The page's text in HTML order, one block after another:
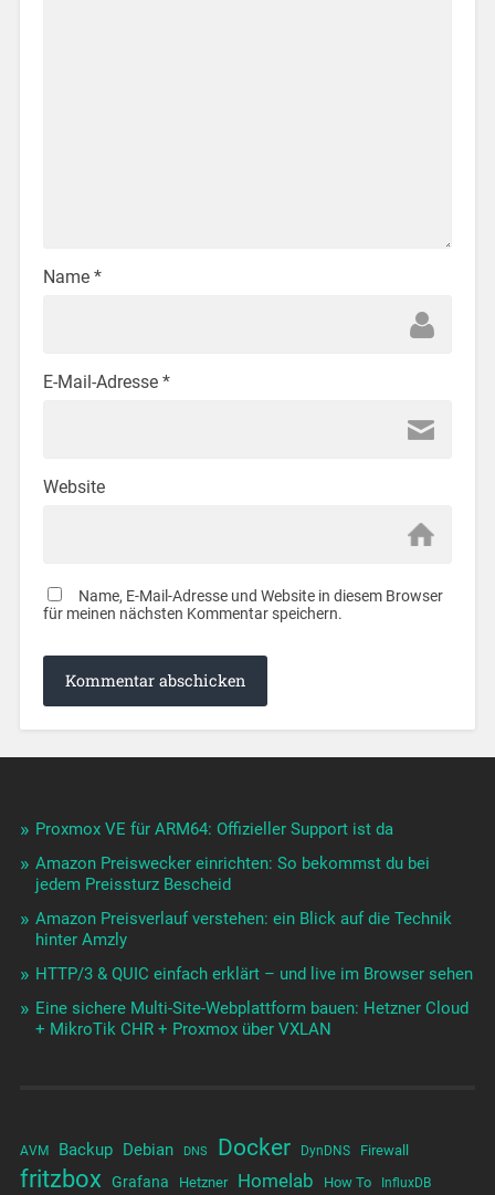
Name *
E-Mail-Adresse *
Website
Name, E-Mail-Adresse und Website in diesem Browser
für meinen nächsten Kommentar speichern.
Proxmox VE für ARM64: Offizieller Support ist da
Amazon Preiswecker einrichten: So bekommst du bei
jedem Preissturz Bescheid
Amazon Preisverlauf verstehen: ein Blick auf die Technik
hinter Amzly
HTTP/3 & QUIC einfach erklärt – und live im Browser sehen
Eine sichere Multi-Site-Webplattform bauen: Hetzner Cloud
+ MikroTik CHR + Proxmox über VXLAN
AVM Backup Debian DNS Docker DynDNS Firewall
fritzbox Grafana Hetzner Homelab How To InfluxDB